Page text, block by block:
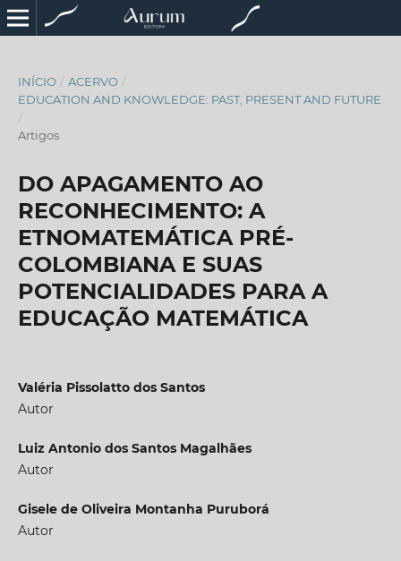
INÍCIO / ACERVO /
EDUCATION AND KNOWLEDGE: PAST, PRESENT AND FUTURE
/
Artigos
DO APAGAMENTO AO
RECONHECIMENTO: A
ETNOMATEMÁTICA PRÉ-
COLOMBIANA E SUAS
POTENCIALIDADES PARA A
EDUCAÇÃO MATEMÁTICA
Valéria Pissolatto dos Santos
Autor
Luiz Antonio dos Santos Magalhães
Autor
Gisele de Oliveira Montanha Puruborá
Autor